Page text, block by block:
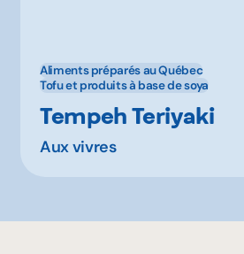
Aliments préparés au Québec
Tofu et produits à base de soya
Tempeh Teriyaki
Aux vivres